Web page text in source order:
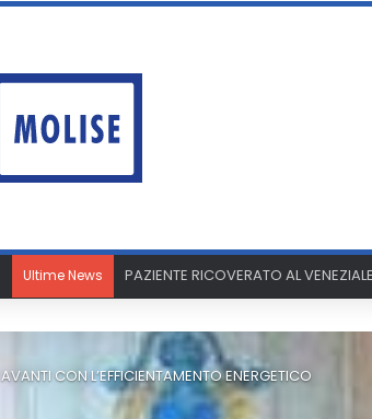
Ultime News PAZIENTE RICOVERATO AL
AVANTI CON L’EFFICIENTAMENTO ENERGETICO